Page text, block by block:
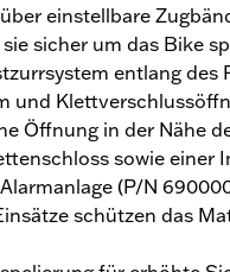
einstellbare
sicher um das Bike
entlang des
und
Öffnung in der Nähe
sowie einer
(P/N
schützen das